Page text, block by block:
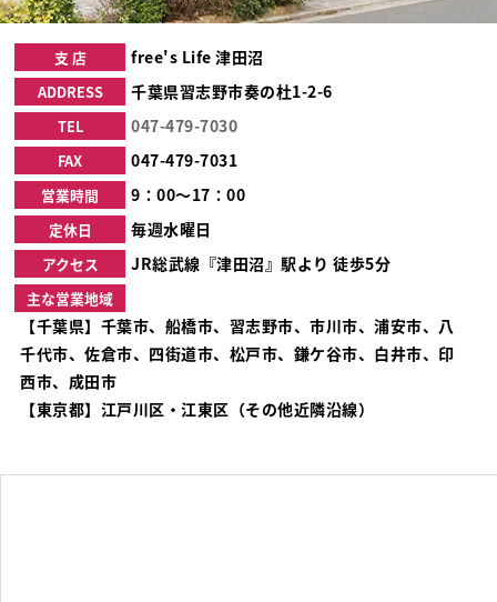
支 店 free's Life 津田沼
ADDRESS 千葉県習志野市奏の杜1-2-6
TEL 047-479-7030
FAX 047-479-7031
営業時間 9：00～17：00
定休日 毎週水曜日
アクセス JR総武線『津田沼』駅より 徒歩5分
主な営業地域
【千葉県】千葉市、船橋市、習志野市、市川市、浦安市、八
千代市、佐倉市、四街道市、松戸市、鎌ケ谷市、白井市、印
西市、成田市
【東京都】江戸川区・江東区（その他近隣沿線）